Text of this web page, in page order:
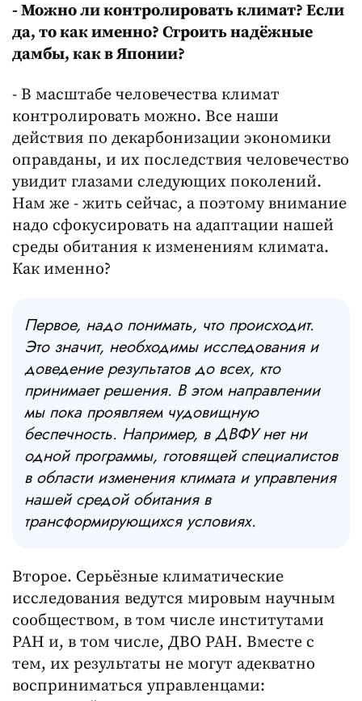
- Можно ли контролировать климат? Если
да, то как именно? Строить надёжные
дамбы, как в Японии?
- В масштабе человечества климат
контролировать можно. Все наши
действия по декарбонизации экономики
оправданы, и их последствия человечество
увидит глазами следующих поколений.
Нам же - жить сейчас, а поэтому внимание
надо сфокусировать на адаптации нашей
среды обитания к изменениям климата.
Как именно?
Первое, надо понимать, что происходит.
Это значит, необходимы исследования и
доведение результатов до всех, кто
принимает решения. В этом направлении
мы пока проявляем чудовищную
беспечность. Например, в ДВФУ нет ни
одной программы, готовящей специалистов
в области изменения климата и управления
нашей средой обитания в
трансформирующихся условиях.
Второе. Серьёзные климатические
исследования ведутся мировым научным
сообществом, в том числе институтами
РАН и, в том числе, ДВО РАН. Вместе с
тем, их результаты не могут адекватно
восприниматься управленцами: